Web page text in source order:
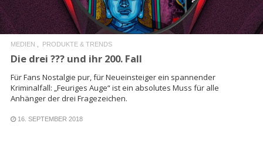
MEDIEN PRODUKTE & TRENDS
Die drei ??? und ihr 200. Fall
Für Fans Nostalgie pur, für Neueinsteiger ein spannender
Kriminalfall: „Feuriges Auge“ ist ein absolutes Muss für alle
Anhänger der drei Fragezeichen.
16. SEPTEMBER 2018